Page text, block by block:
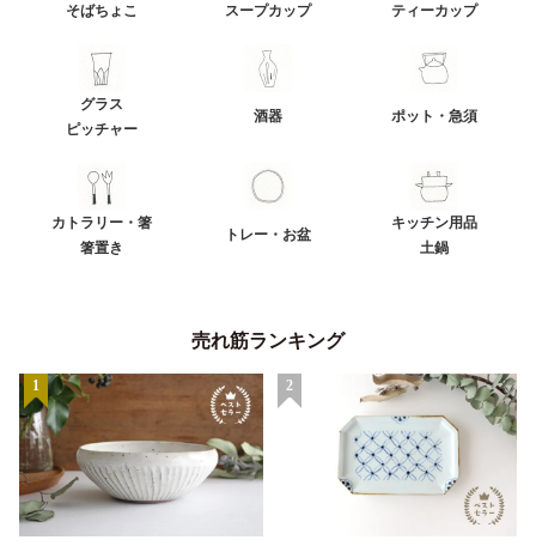
そばちょこ
スープカップ
ティーカップ
グラス
ピッチャー
酒器 ポット・急須
カトラリー・箸
箸置き
トレー・お盆
キッチン用品
土鍋
売れ筋ランキング
1 2